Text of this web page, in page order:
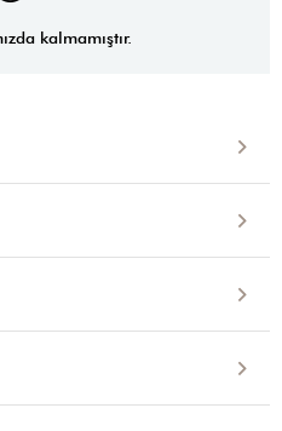
kalmamıştır.